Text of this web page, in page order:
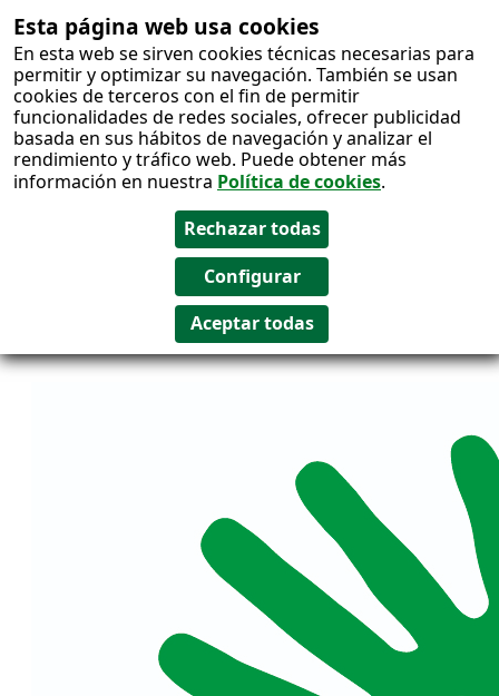
Esta página web usa cookies
En esta web se sirven cookies técnicas necesarias para
permitir y optimizar su navegación. También se usan
cookies de terceros con el fin de permitir
funcionalidades de redes sociales, ofrecer publicidad
basada en sus hábitos de navegación y analizar el
rendimiento y tráfico web. Puede obtener más
información en nuestra Política de cookies.
Salto al
contenido